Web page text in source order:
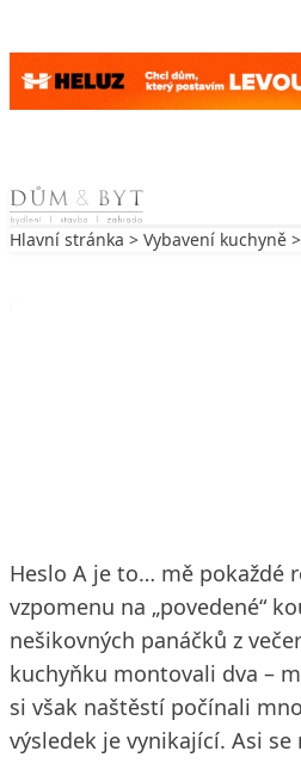
Skip to content
Hlavní stránka > Vybavení kuchyně
Heslo A je to… mě pokaždé
vzpomenu na „povedené“
nešikovných panáčků z
kuchyňku montovali dva –
si však naštěstí počínali
výsledek je vynikající. Asi